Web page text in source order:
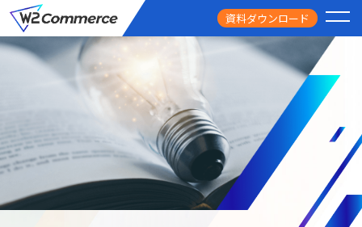
資料ダウンロード
サービス
PRICE
料金
FEATURE